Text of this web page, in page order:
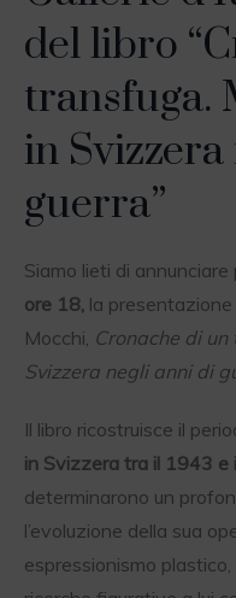
del libro
transfuga.
in
guerra”
Siamo lieti di annunciare
ore 18, la presentazione
Mocchi, Cronache di
Svizzera negli anni di
Il libro ricostruisce il
in Svizzera tra il 1943 e
determinarono un
l’evoluzione della sua
espressionismo